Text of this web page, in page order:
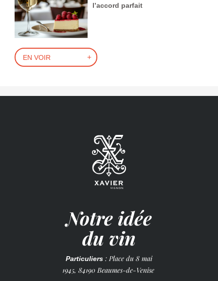
l’accord parfait
EN VOIR
Notre idée
du vin
Particuliers : Place du 8 mai
1945, 84190 Beaumes-de-Venise